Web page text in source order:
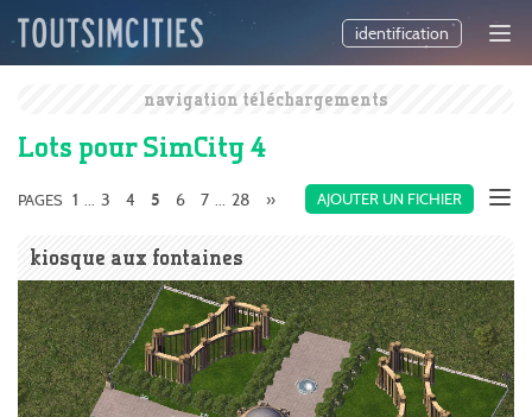
identification
navigation téléchargements
Lots pour SimCity 4
AJOUTER UN FICHIER
PAGES 1 ... 3 4 5 6 7 ... 28 »
kiosque aux fontaines